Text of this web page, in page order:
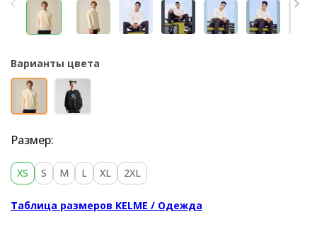
Варианты цвета
Размер:
XS S M L XL 2XL
Таблица размеров KELME / Одежда